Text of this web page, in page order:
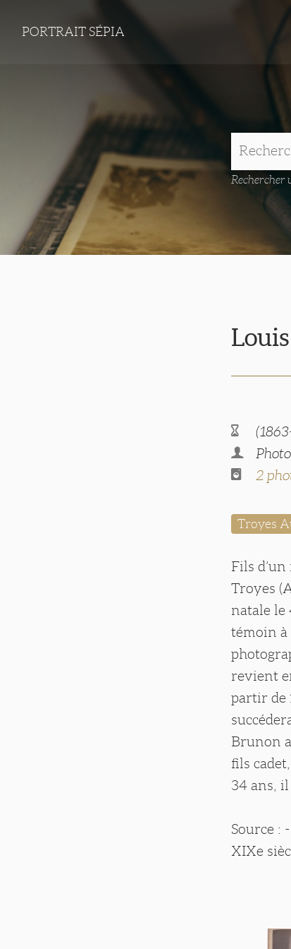
PORTRAIT SÉPIA
Rechercher
2
Troyes
Fils
Troyes
natale le
témoin à
revient
partir de
Brunon
fils
34 ans, il
Source :
XIXe